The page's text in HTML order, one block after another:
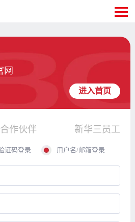
网
进入首页
合作伙伴 新华三员工
证码登录 用户名/邮箱登录